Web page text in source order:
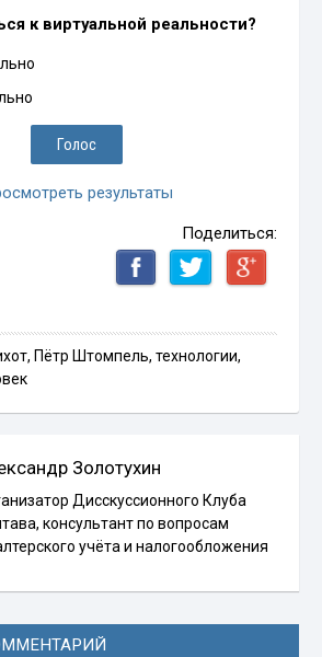
к виртуальной реальности?
результаты
Поделиться:
, Пётр Штомпель, технологии,
Золотухин
Дисскуссионного Клуба
консультант по вопросам
учёта и налогообложения